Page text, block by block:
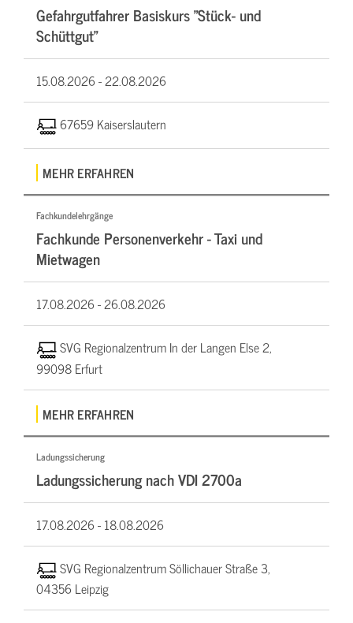
Gefahrgutfahrer Basiskurs "Stück- und
Schüttgut"
15.08.2026 -22.08.2026
67659 Kaiserslautern
MEHR ERFAHREN
Fachkundelehrgänge
Fachkunde Personenverkehr - Taxi und
Mietwagen
17.08.2026 -26.08.2026
SVG Regionalzentrum In der Langen Else 2,
99098 Erfurt
MEHR ERFAHREN
Ladungssicherung
Ladungssicherung nach VDI 2700a
17.08.2026 -18.08.2026
SVG Regionalzentrum Söllichauer Straße 3,
04356 Leipzig